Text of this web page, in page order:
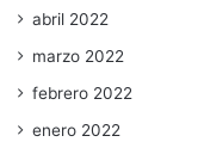
abril 2022
marzo 2022
febrero 2022
enero 2022